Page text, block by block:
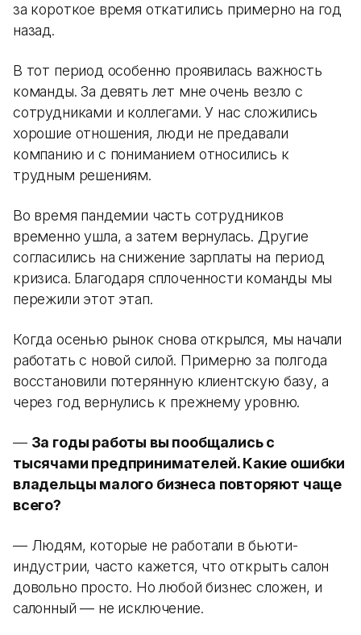
за короткое время откатились примерно на год
назад.
В тот период особенно проявилась важность
команды. За девять лет мне очень везло с
сотрудниками и коллегами. У нас сложились
хорошие отношения, люди не предавали
компанию и с пониманием относились к
трудным решениям.
Во время пандемии часть сотрудников
временно ушла, а затем вернулась. Другие
согласились на снижение зарплаты на период
кризиса. Благодаря сплоченности команды мы
пережили этот этап.
Когда осенью рынок снова открылся, мы начали
работать с новой силой. Примерно за полгода
восстановили потерянную клиентскую базу, а
через год вернулись к прежнему уровню.
— За годы работы вы пообщались с
тысячами предпринимателей. Какие ошибки
владельцы малого бизнеса повторяют чаще
всего?
— Людям, которые не работали в бьюти-
индустрии, часто кажется, что открыть салон
довольно просто. Но любой бизнес сложен, и
салонный — не исключение.